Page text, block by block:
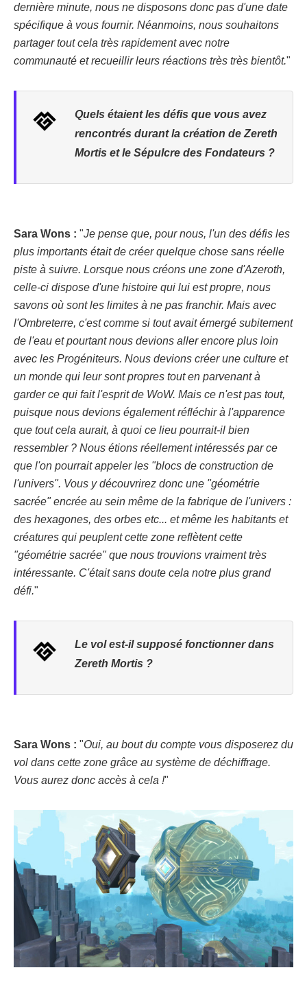
dernière minute, nous ne disposons donc pas d'une date
spécifique à vous fournir. Néanmoins, nous souhaitons
partager tout cela très rapidement avec notre
communauté et recueillir leurs réactions très très bientôt."
Quels étaient les défis que vous avez
rencontrés durant la création de Zereth
Mortis et le Sépulcre des Fondateurs ?
Sara Wons : "Je pense que, pour nous, l'un des défis les
plus importants était de créer quelque chose sans réelle
piste à suivre. Lorsque nous créons une zone d'Azeroth,
celle-ci dispose d'une histoire qui lui est propre, nous
savons où sont les limites à ne pas franchir. Mais avec
l'Ombreterre, c'est comme si tout avait émergé subitement
de l'eau et pourtant nous devions aller encore plus loin
avec les Progéniteurs. Nous devions créer une culture et
un monde qui leur sont propres tout en parvenant à
garder ce qui fait l'esprit de WoW. Mais ce n'est pas tout,
puisque nous devions également réfléchir à l'apparence
que tout cela aurait, à quoi ce lieu pourrait-il bien
ressembler ? Nous étions réellement intéressés par ce
que l'on pourrait appeler les "blocs de construction de
l'univers". Vous y découvrirez donc une "géométrie
sacrée" encrée au sein même de la fabrique de l'univers :
des hexagones, des orbes etc... et même les habitants et
créatures qui peuplent cette zone reflètent cette
"géométrie sacrée" que nous trouvions vraiment très
intéressante. C'était sans doute cela notre plus grand
défi."
Le vol est-il supposé fonctionner dans
Zereth Mortis ?
Sara Wons : "Oui, au bout du compte vous disposerez du
vol dans cette zone grâce au système de déchiffrage.
Vous aurez donc accès à cela !"